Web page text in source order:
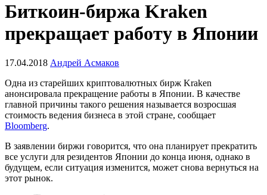
Биткоин-биржа Kraken
прекращает работу в Японии
17.04.2018 Андрей Асмаков
Одна из старейших криптовалютных бирж Kraken
анонсировала прекращение работы в Японии. В качестве
главной причины такого решения называется возросшая
стоимость ведения бизнеса в этой стране, сообщает
Bloomberg.
В заявлении биржи говорится, что она планирует прекратить
все услуги для резидентов Японии до конца июня, однако в
будущем, если ситуация изменится, может снова вернуться на
этот рынок.